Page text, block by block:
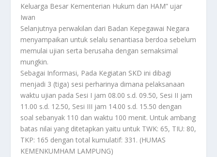
Keluarga Besar Kementerian Hukum dan HAM” ujar
Iwan
Selanjutnya perwakilan dari Badan Kepegawai Negara
menyampaikan untuk selalu senantiasa berdoa sebelum
memulai ujian serta berusaha dengan semaksimal
mungkin.
Sebagai Informasi, Pada Kegiatan SKD ini dibagi
menjadi 3 (tiga) sesi perharinya dimana pelaksanaan
waktu ujian pada Sesi I jam 08.00 s.d. 09.50, Sesi II jam
11.00 s.d. 12.50, Sesi III jam 14.00 s.d. 15.50 dengan
soal sebanyak 110 dan waktu 100 menit. Untuk ambang
batas nilai yang ditetapkan yaitu untuk TWK: 65, TIU: 80,
TKP: 165 dengan total kumulatif: 331. (HUMAS
KEMENKUMHAM LAMPUNG)